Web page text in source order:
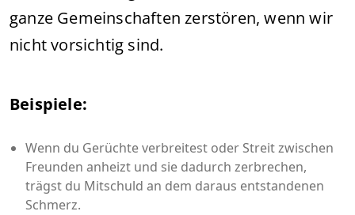
ganze Gemeinschaften zerstören, wenn wir
nicht vorsichtig sind.
Beispiele:
Wenn du Gerüchte verbreitest oder Streit zwischen
Freunden anheizt und sie dadurch zerbrechen,
trägst du Mitschuld an dem daraus entstandenen
Schmerz.